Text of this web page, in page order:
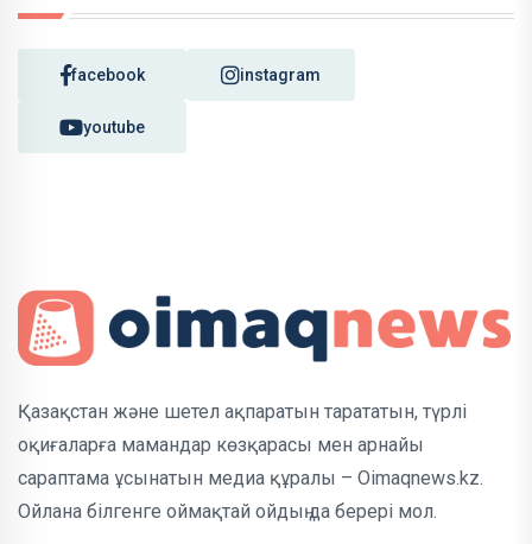
facebook instagram
youtube
Қазақстан және шетел ақпаратын тарататын, түрлі
оқиғаларға мамандар көзқарасы мен арнайы
сараптама ұсынатын медиа құралы – Oimaqnews.kz.
Ойлана білгенге оймақтай ойдың да берері мол.